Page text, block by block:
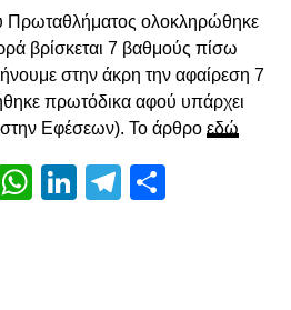
αξιοσημείωτη φάση
του Ζίβκοβιτς στην
επέμβαση του Τσάβες προ του
Πρωταθλήματος ολοκληρώθηκε
βρίσκεται 7 βαθμούς πίσω
στην άκρη την αφαίρεση 7
πρωτόδικα αφού υπάρχει
στην Εφέσεων). Το άρθρο εδώ
WhatsApp
LinkedIn
Telegram